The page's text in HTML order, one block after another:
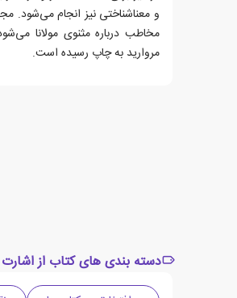
و معناشناختی نیز انجام
مخاطب درباره مثنوی مولانا
مروارید به چاپ رسیده است.
دسته بندی های کتاب از